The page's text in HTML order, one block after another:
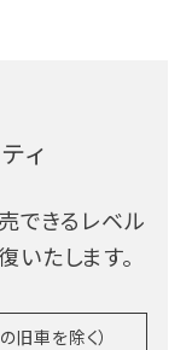
ィ
できるレベル
いたします。
旧車を除く）